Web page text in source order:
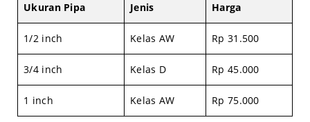
Ukuran Pipa Jenis Harga
1/2 inch Kelas AW Rp 31.500
3/4 inch Kelas D Rp 45.000
1 inch Kelas AW Rp 75.000